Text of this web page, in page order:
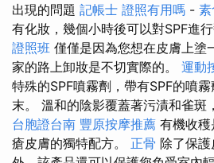
出現的問題 記帳士 證照有用嗎 -
有化妝，幾個小時後可以對SPF進
證照班 僅僅是因為您想在皮膚上塗
家的路上卸妝是不切實際的。 運動
特殊的SPF噴霧劑，帶有SPF的噴
末。 溫和的陰影覆蓋著污漬和雀斑
台胞證台南 豐原按摩推薦 有機收
瘡皮膚的獨特配方。 正骨 除了保